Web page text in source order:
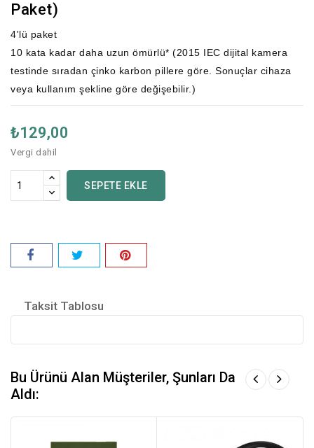
Paket)
4'lü paket
10 kata kadar daha uzun ömürlü* (2015 IEC dijital kamera
testinde sıradan çinko karbon pillere göre. Sonuçlar cihaza
veya kullanım şekline göre değişebilir.)
₺129,00
Vergi dahil
SEPETE EKLE
Taksit Tablosu
Bu Ürünü Alan Müşteriler, Şunları Da
Aldı: